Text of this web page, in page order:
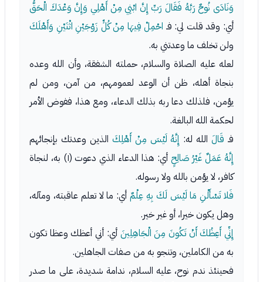
وَنَادَى نُوحٌ رَبَّهُ فَقَالَ رَبِّ إِنَّ ابْنِي مِنْ أَهْلِي وَإِنَّ وَعْدَكَ الْحَقُّ
أي: وقد قلت لي: فـ احْمِلْ فِيهَا مِنْ كُلٍّ زَوْجَيْنِ اثْنَيْنِ وَأَهْلَكَ
ولن تخلف ما وعدتني به.
لعله عليه الصلاة والسلام، حملته الشفقة، وأن الله وعده
بنجاة أهله، ظن أن الوعد لعمومهم، من آمن، ومن لم
يؤمن، فلذلك دعا ربه بذلك الدعاء، ومع هذا، ففوض الأمر
لحكمة الله البالغة.
فـ قَالَالله له: إِنَّهُ لَيْسَ مِنْ أَهْلِكَ الذين وعدتك بإنجائهم
إِنَّهُ عَمَلٌ غَيْرُ صَالِحٍ
أي: هذا الدعاء الذي دعوت (١) به، لنجاة
كافر، لا يؤمن بالله ولا رسوله.
فَلا تَسْأَلْنِ مَا لَيْسَ لَكَ بِهِ عِلْمٌ أي: ما لا تعلم عاقبته، ومآله،
وهل يكون خيرا، أو غير خير.
إِنِّي أَعِظُكَ أَنْ تَكُونَ مِنَ الْجَاهِلِينَ أي: أني أعظك وعظا تكون
به من الكاملين، وتنجو به من صفات الجاهلين.
فحينئذ ندم نوح، عليه السلام، ندامة شديدة، على ما صدر